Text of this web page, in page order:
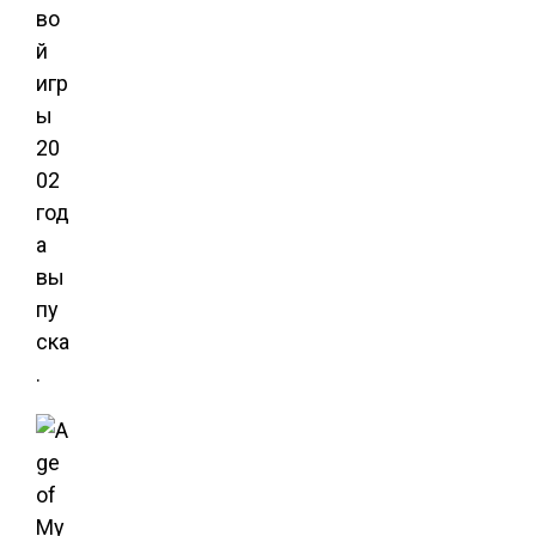
во
й
игр
ы
20
02
год
а
вы
пу
ска
.